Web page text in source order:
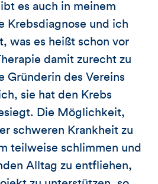
es auch in meinem
Krebsdiagnose und ich
was es heißt schon vor
damit zurecht zu
Gründerin des Vereins
sie hat den Krebs
Die Möglichkeit,
schweren Krankheit zu
teilweise schlimmen und
Alltag zu entfliehen,